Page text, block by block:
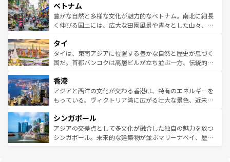
参照してほしい。
容にもいいと評判のスイーツなど、バラエティ豊かな料理
が味わえる。 なお、新着の台湾情報は コンテンツ一覧を参
照してほしい。
き、地方に足を延ばせば四季折々の自然美を楽しむことが
できる。そして、キムチや焼肉、絶品のストリートフード
まで、さまざまな韓国料理が待っている。夜には、韓国な
リティに包まれながら、韓国の多彩な魅力を心ゆくまで味
わってみてほしい。 なお、新着の韓国情報はコンテンツ一
覧を参照してほしい。
ベトナム
豊かな自然と多様な文化が魅力的なベトナム。南北に細長
く伸びる国土には、広大な田園風景や青々とした山々、世
急速な発展と共に伝統が息づく。ハノイの古い町並みやホ
ーチミン市のフランス統治時代の建物も、独特の雰囲気を
醸し出している。また、バラエティの豊かさとおいしさで
とつ。フォーやバインミー、ベトナムコーヒーなどは、ぜ
ひ現地で味わいたい。どの地域を訪れてもあたたかい人々
が旅行者を迎えてくれるので、きっと忘れられない旅にな
参照してほしい。
タイ
タイは、東南アジアに位置する豊かな自然と歴史が息づく
国だ。首都バンコクは高層ビルが立ち並ぶ一方、伝統的な
の活気が交差している。北部ではチェンマイなどの山岳地
帯で自然と触れ合い、南部ではプーケットやクラビの美し
いビーチでリゾート気分を楽しむことができる。タイ料理
激する。気候は一年中温暖で、どの季節にも異なる楽しみ
が待っている。親しみやすいタイの人々、仏教を中心とし
た文化、そして多様な観光資源が、訪れる旅人を魅了し続
香港
アジアと西洋の文化が交わる香港は、特有のエネルギーを
もっている。ヴィクトリア湾に広がる壮大な景色、近未来
み、どこを訪れても感動するはず。観光スポットが密集し
ており、効率よく見どころを回れるのも魅力。息をのむよ
うな絶景から文化的な体験まで、香港を存分に楽しみ尽く
シンガポール
アジアの交差点として多文化が融合した独自の魅力を放つ
シンガポール。未来的な建築物が並ぶマリーナベイ、歴史